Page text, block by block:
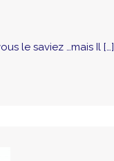
le saviez …mais Il […]